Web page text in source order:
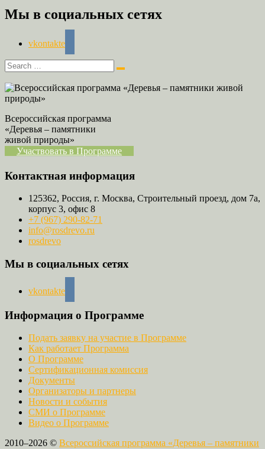
Мы в социальных сетях
vkontakte
Всероссийская программа
«Деревья – памятники
живой природы»
Участвовать в Программе
Контактная информация
125362, Россия, г. Москва, Строительный проезд, дом 7а,
корпус 3, офис 8
+7 (967) 290-82-71
info@rosdrevo.ru
rosdrevo
Мы в социальных сетях
vkontakte
Информация о Программе
Подать заявку на участие в Программе
Как работает Программа
О Программе
Сертификационная комиссия
Документы
Организаторы и партнеры
Новости и события
СМИ о Программе
Видео о Программе
2010–2026 © Всероссийская программа «Деревья – памятники